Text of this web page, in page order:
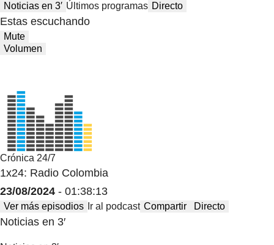
Noticias en 3′ Últimos programas Directo
Estas escuchando
Mute
Volumen
Crónica 24/7
1x24: Radio Colombia
23/08/2024 - 01:38:13
Ver más episodios Ir al podcast Compartir Directo
Noticias en 3′